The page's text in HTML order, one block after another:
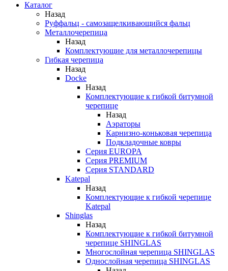
Каталог
Назад
Руффальц - самозащелкивающийся фальц
Металлочерепица
Назад
Комплектующие для металлочерепицы
Гибкая черепица
Назад
Docke
Назад
Комплектующие к гибкой битумной
черепице
Назад
Аэраторы
Карнизно-коньковая черепица
Подкладочные ковры
Серия EUROPA
Серия PREMIUM
Серия STANDARD
Katepal
Назад
Комплектующие к гибкой черепице
Katepal
Shinglas
Назад
Комплектующие к гибкой битумной
черепице SHINGLAS
Многослойная черепица SHINGLAS
Однослойная черепица SHINGLAS